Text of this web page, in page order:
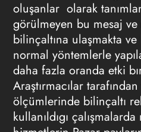
oluşanlar olarak
görülmeyen bu mesaj ve
bilinçaltına ulaşmakta
normal yöntemlerle
daha fazla oranda etki
Araştırmacılar
ölçümlerinde bilinçaltı
kullanıldıgı